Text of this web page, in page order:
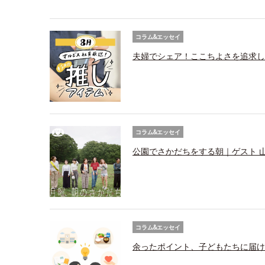
コラム&エッセイ
夫婦でシェア！ここちよさを追求
コラム&エッセイ
公園でさかだちをする朝｜ゲスト
コラム&エッセイ
余ったポイント、子どもたちに届